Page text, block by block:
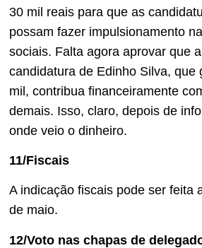
30 mil reais para que as
possam fazer impulsionamento
sociais. Falta agora aprovar que a
candidatura de Edinho Silva, que
mil, contribua financeiramente
demais. Isso, claro, depois de
onde veio o dinheiro.
11/Fiscais
A indicação fiscais pode ser feita
de maio.
12/Voto nas chapas de